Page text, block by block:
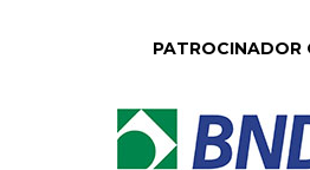
PATROCINADOR